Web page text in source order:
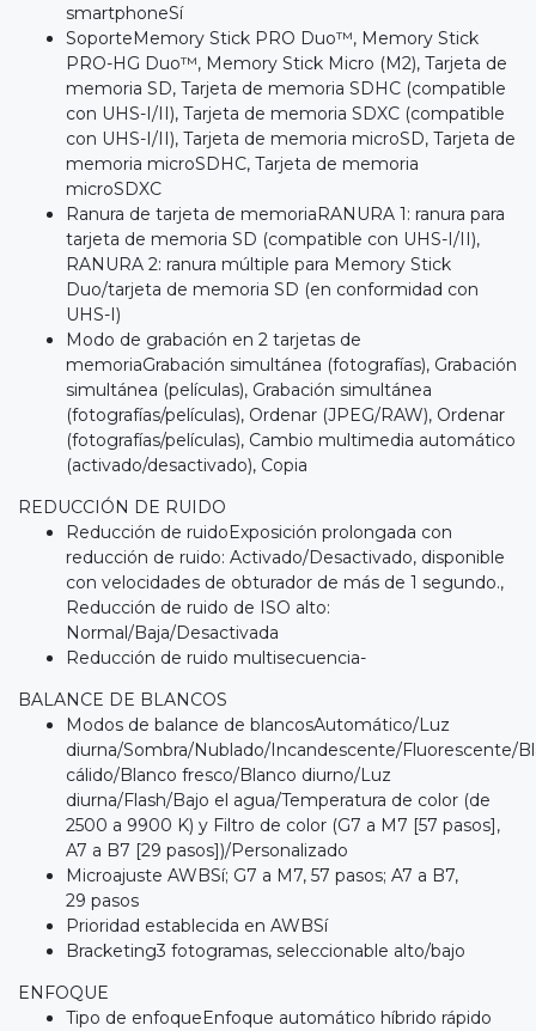
smartphoneSí
SoporteMemory Stick PRO Duo™, Memory Stick
PRO-HG Duo™, Memory Stick Micro (M2), Tarjeta de
memoria SD, Tarjeta de memoria SDHC (compatible
con UHS-I/II), Tarjeta de memoria SDXC (compatible
con UHS-I/II), Tarjeta de memoria microSD, Tarjeta de
memoria microSDHC, Tarjeta de memoria
microSDXC
Ranura de tarjeta de memoriaRANURA 1: ranura para
tarjeta de memoria SD (compatible con UHS-I/II),
RANURA 2: ranura múltiple para Memory Stick
Duo/tarjeta de memoria SD (en conformidad con
UHS-I)
Modo de grabación en 2 tarjetas de
memoriaGrabación simultánea (fotografías), Grabación
simultánea (películas), Grabación simultánea
(fotografías/películas), Ordenar (JPEG/RAW), Ordenar
(fotografías/películas), Cambio multimedia automático
(activado/desactivado), Copia
REDUCCIÓN DE RUIDO
Reducción de ruidoExposición prolongada con
reducción de ruido: Activado/Desactivado, disponible
con velocidades de obturador de más de 1 segundo.,
Reducción de ruido de ISO alto:
Normal/Baja/Desactivada
Reducción de ruido multisecuencia-
BALANCE DE BLANCOS
Modos de balance de blancosAutomático/Luz
diurna/Sombra/Nublado/Incandescente/Fluorescente/
cálido/Blanco fresco/Blanco diurno/Luz
diurna/Flash/Bajo el agua/Temperatura de color (de
2500 a 9900 K) y Filtro de color (G7 a M7 [57 pasos],
A7 a B7 [29 pasos])/Personalizado
Microajuste AWBSí; G7 a M7, 57 pasos; A7 a B7,
29 pasos
Prioridad establecida en AWBSí
Bracketing3 fotogramas, seleccionable alto/bajo
ENFOQUE
Tipo de enfoqueEnfoque automático híbrido rápido